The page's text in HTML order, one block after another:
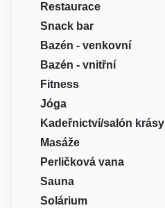
Restaurace
Snack bar
Bazén - venkovní
Bazén - vnitřní
Fitness
Jóga
Kadeřnictví/salón krásy
Masáže
Perličková vana
Sauna
Solárium